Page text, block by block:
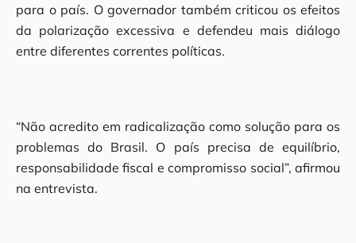
para o país. O governador também criticou os efeitos
da polarização excessiva e defendeu mais diálogo
entre diferentes correntes políticas.
“Não acredito em radicalização como solução para os
problemas do Brasil. O país precisa de equilíbrio,
responsabilidade fiscal e compromisso social”, afirmou
na entrevista.